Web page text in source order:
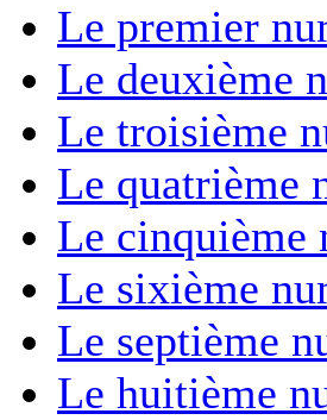
Le premier
Le deuxième
Le troisième
Le quatrième
Le cinquième
Le sixième
Le septième
Le huitième